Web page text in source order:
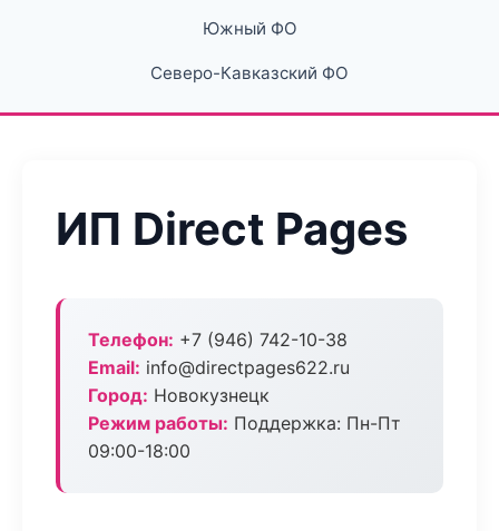
Южный ФО
Северо-Кавказский ФО
ИП Direct Pages
Телефон: +7 (946) 742-10-38
Email: info@directpages622.ru
Город: Новокузнецк
Режим работы: Поддержка: Пн-Пт
09:00-18:00